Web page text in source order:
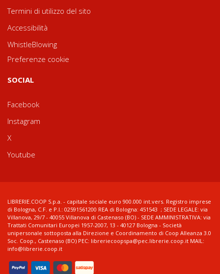
Termini di utilizzo del sito
Accessibilità
WhistleBlowing
Preferenze cookie
SOCIAL
Facebook
Instagram
X
Youtube
LIBRERIE.COOP S.p.a. - capitale sociale euro 900.000 int.vers. Registro imprese
di Bologna, C.F. e P.I.: 02591561200 REA di Bologna: 451543 ; SEDE LEGALE: via
Villanova, 29/7 - 40055 Villanova di Castenaso (BO) - SEDE AMMINISTRATIVA: via
Trattati Comunitari Europei 1957-2007, 13 - 40127 Bologna - Società
unipersonale sottoposta alla Direzione e Coordinamento di Coop Alleanza 3.0
Soc. Coop., Castenaso (BO) PEC: libreriecoopspa@pec.librerie.coop.it MAIL:
info@librerie.coop.it